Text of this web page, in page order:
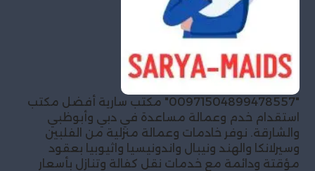
"00971504899478557" مكتب سارية أفضل مكتب
استقدام خدم وعمالة مساعدة في دبي وأبوظبي
والشارقة. نوفر خادمات وعمالة منزلية من الفلبين
وسيرلانكا والهند ونيبال واندونيسيا واثيوبيا بعقود
مؤقتة ودائمة مع خدمات نقل كفالة وتنازل بأسعار